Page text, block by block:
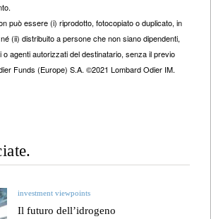
può essere (i) riprodotto, fotocopiato o duplicato, in
(ii) distribuito a persone che non siano dipendenti,
agenti autorizzati del destinatario, senza il previo
Funds (Europe) S.A. ©2021 Lombard Odier IM.
investment viewpoints
Il futuro dell’idrogeno